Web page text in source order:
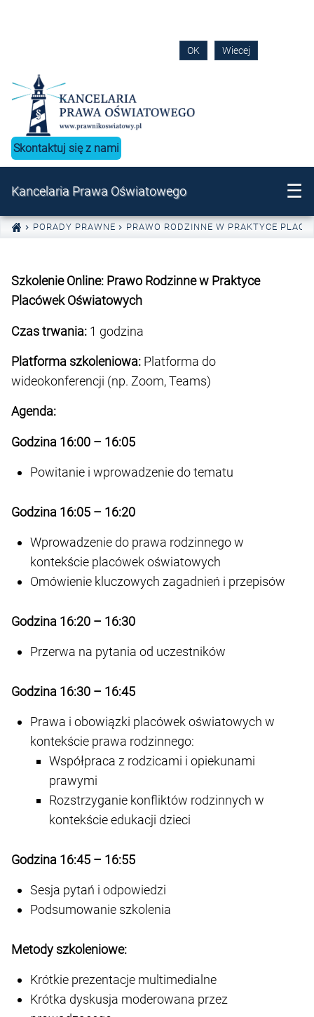
OK Wiecej
Przejdź
do
Skontaktuj się z nami
Kancelaria Prawa Oświatowego ☰
PORADY PRAWNE PRAWO RODZINNE W PRAKTYCE
Szkolenie Online: Prawo Rodzinne w Praktyce
Placówek Oświatowych
Czas trwania: 1 godzina
Platforma szkoleniowa: Platforma do
wideokonferencji (np. Zoom, Teams)
Agenda:
Godzina 16:00 – 16:05
Powitanie i wprowadzenie do tematu
Godzina 16:05 – 16:20
Wprowadzenie do prawa rodzinnego w
kontekście placówek oświatowych
Omówienie kluczowych zagadnień i przepisów
Godzina 16:20 – 16:30
Przerwa na pytania od uczestników
Godzina 16:30 – 16:45
Prawa i obowiązki placówek oświatowych w
kontekście prawa rodzinnego:
Współpraca z rodzicami i opiekunami
prawymi
Rozstrzyganie konfliktów rodzinnych w
kontekście edukacji dzieci
Godzina 16:45 – 16:55
Sesja pytań i odpowiedzi
Podsumowanie szkolenia
Metody szkoleniowe:
Krótkie prezentacje multimedialne
Krótka dyskusja moderowana przez